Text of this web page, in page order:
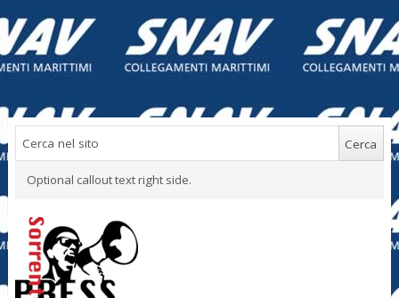
Optional callout text right side.